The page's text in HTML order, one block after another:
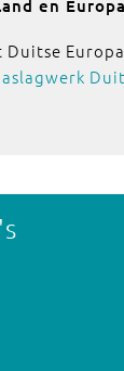
en Europa
Duitse